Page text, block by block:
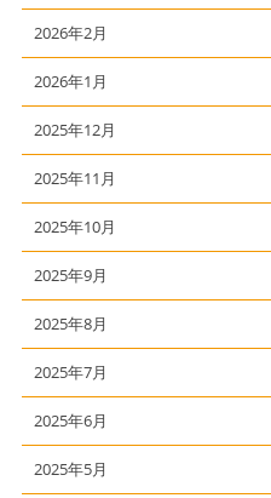
2026年2月
2026年1月
2025年12月
2025年11月
2025年10月
2025年9月
2025年8月
2025年7月
2025年6月
2025年5月